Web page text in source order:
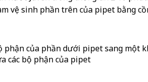
vệ sinh phần trên của pipet bằng
phận của phần dưới pipet sang một
các bộ phận của pipet